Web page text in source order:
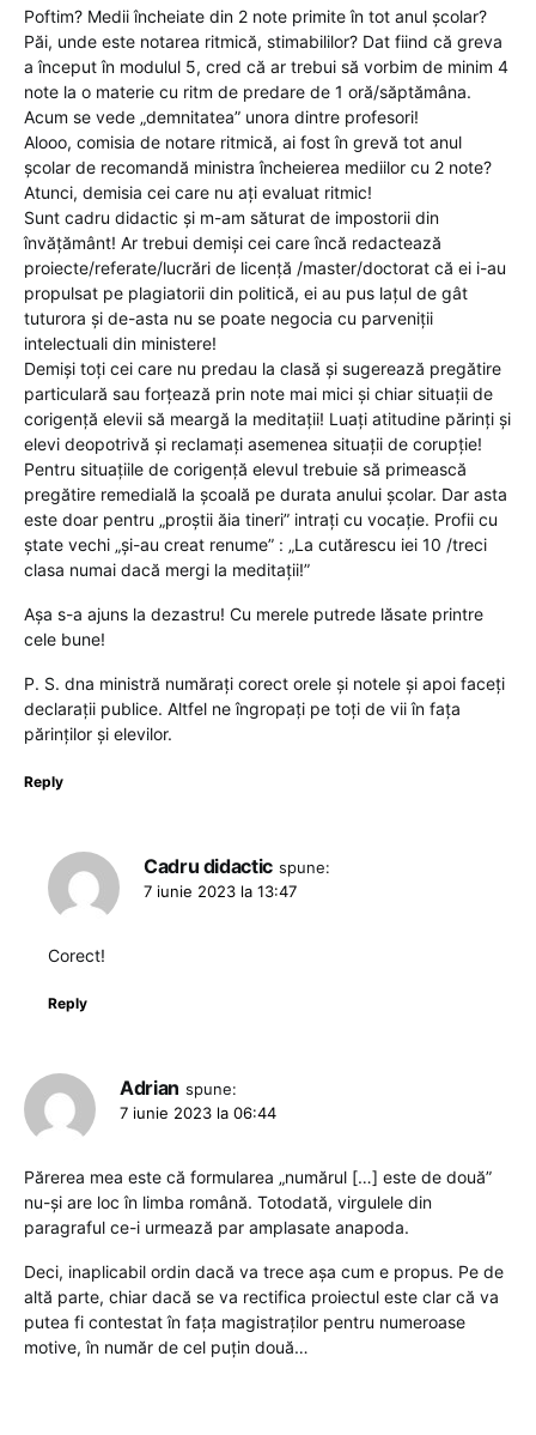
Poftim? Medii încheiate din 2 note primite în tot anul școlar?
Păi, unde este notarea ritmică, stimabililor? Dat fiind că greva
a început în modulul 5, cred că ar trebui să vorbim de minim 4
note la o materie cu ritm de predare de 1 oră/săptămâna.
Acum se vede „demnitatea” unora dintre profesori!
Alooo, comisia de notare ritmică, ai fost în grevă tot anul
școlar de recomandă ministra încheierea mediilor cu 2 note?
Atunci, demisia cei care nu ați evaluat ritmic!
Sunt cadru didactic și m-am săturat de impostorii din
învățământ! Ar trebui demiși cei care încă redactează
proiecte/referate/lucrări de licență /master/doctorat că ei i-au
propulsat pe plagiatorii din politică, ei au pus lațul de gât
tuturora și de-asta nu se poate negocia cu parveniții
intelectuali din ministere!
Demiși toți cei care nu predau la clasă și sugerează pregătire
particulară sau forțează prin note mai mici și chiar situații de
corigență elevii să meargă la meditații! Luați atitudine părinți și
elevi deopotrivă și reclamați asemenea situații de corupție!
Pentru situațiile de corigență elevul trebuie să primească
pregătire remedială la școală pe durata anului școlar. Dar asta
este doar pentru „proștii ăia tineri” intrați cu vocație. Profii cu
ștate vechi „și-au creat renume” : „La cutărescu iei 10 /treci
clasa numai dacă mergi la meditații!”
Așa s-a ajuns la dezastru! Cu merele putrede lăsate printre
cele bune!
P. S. dna ministră numărați corect orele și notele și apoi faceți
declarații publice. Altfel ne îngropați pe toți de vii în fața
părinților și elevilor.
Reply
Cadru didactic spune:
7 iunie 2023 la 13:47
Corect!
Reply
Adrian spune:
7 iunie 2023 la 06:44
Părerea mea este că formularea „numărul […] este de două”
nu-și are loc în limba română. Totodată, virgulele din
paragraful ce-i urmează par amplasate anapoda.
Deci, inaplicabil ordin dacă va trece așa cum e propus. Pe de
altă parte, chiar dacă se va rectifica proiectul este clar că va
putea fi contestat în fața magistraților pentru numeroase
motive, în număr de cel puțin două…